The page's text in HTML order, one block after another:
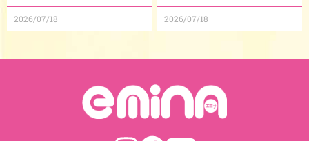
2026/07/18 2026/07/18